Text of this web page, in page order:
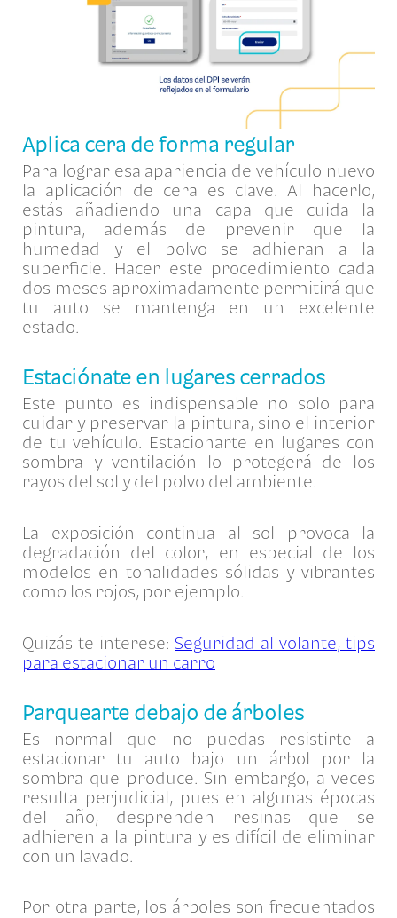
Aplica cera de forma regular
Para lograr esa apariencia de vehículo nuevo
la aplicación de cera es clave. Al hacerlo,
estás añadiendo una capa que cuida la
pintura, además de prevenir que la
humedad y el polvo se adhieran a la
superficie. Hacer este procedimiento cada
dos meses aproximadamente permitirá que
tu auto se mantenga en un excelente
estado.
Estaciónate en lugares cerrados
Este punto es indispensable no solo para
cuidar y preservar la pintura, sino el interior
de tu vehículo. Estacionarte en lugares con
sombra y ventilación lo protegerá de los
rayos del sol y del polvo del ambiente.
La exposición continua al sol provoca la
degradación del color, en especial de los
modelos en tonalidades sólidas y vibrantes
como los rojos, por ejemplo.
Quizás te interese: Seguridad al volante, tips
para estacionar un carro
Parquearte debajo de árboles
Es normal que no puedas resistirte a
estacionar tu auto bajo un árbol por la
sombra que produce. Sin embargo, a veces
resulta perjudicial, pues en algunas épocas
del año, desprenden resinas que se
adhieren a la pintura y es difícil de eliminar
con un lavado.
Por otra parte, los árboles son frecuentados